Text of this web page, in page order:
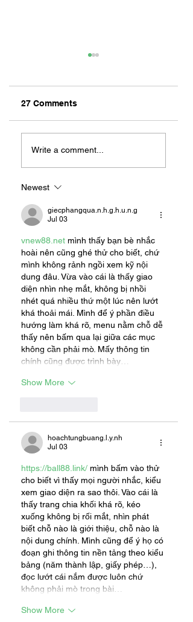
KNIFE
SHARPENING
27 Comments
Write a comment...
Newest
giecphangqua.n.h.g.h.u.n.g
Jul 03
vnew88.net mình thấy bạn bè nhắc
hoài nên cũng ghé thử cho biết, chứ
mình không rảnh ngồi xem kỹ nội
dung đâu. Vừa vào cái là thấy giao
diện nhìn nhẹ mắt, không bị nhồi
nhét quá nhiều thứ một lúc nên lướt
khá thoải mái. Mình để ý phần điều
hướng làm khá rõ, menu nằm chỗ dễ
thấy nên bấm qua lại giữa các mục
không cần phải mò. Mấy thông tin
chính cũng được trình bày…
Show More
hoachtungbuang.l.y.nh
Jul 03
https://ball88.link/ mình bấm vào thử
cho biết vì thấy mọi người nhắc, kiểu
xem giao diện ra sao thôi. Vào cái là
thấy trang chia khối khá rõ, kéo
xuống không bị rối mắt, nhìn phát
biết chỗ nào là giới thiệu, chỗ nào là
nội dung chính. Mình cũng để ý họ có
đoạn ghi thông tin nền tảng theo kiểu
bảng (năm thành lập, giấy phép…),
đọc lướt cái nắm được luôn chứ
không phải mò trong bài…
Show More